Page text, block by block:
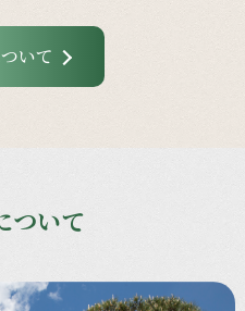
いて
ついて